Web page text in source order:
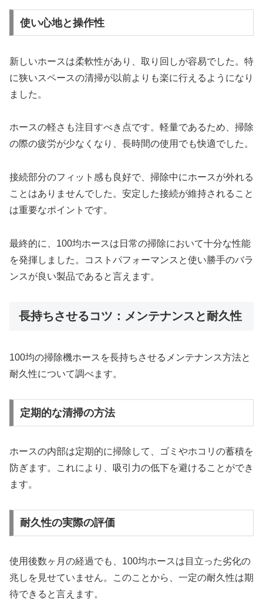
使い心地と操作性
新しいホースは柔軟性があり、取り回しが容易でした。特
に狭いスペースの清掃が以前よりも楽に行えるようになり
ました。
ホースの軽さも注目すべき点です。軽量であるため、掃除
の際の疲労が少なくなり、長時間の使用でも快適でした。
接続部分のフィット感も良好で、掃除中にホースが外れる
ことはありませんでした。安定した接続が維持されること
は重要なポイントです。
最終的に、100均ホースは日常の掃除において十分な性能
を発揮しました。コストパフォーマンスと使い勝手のバラ
ンスが良い製品であると言えます。
長持ちさせるコツ：メンテナンスと耐久性
100均の掃除機ホースを長持ちさせるメンテナンス方法と
耐久性について調べます。
定期的な清掃の方法
ホースの内部は定期的に掃除して、ゴミやホコリの蓄積を
防ぎます。これにより、吸引力の低下を避けることができ
ます。
耐久性の実際の評価
使用後数ヶ月の経過でも、100均ホースは目立った劣化の
兆しを見せていません。このことから、一定の耐久性は期
待できると言えます。